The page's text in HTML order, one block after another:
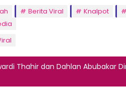
Berita Viral Knalpot
Thahir dan Dahlan Abubakar